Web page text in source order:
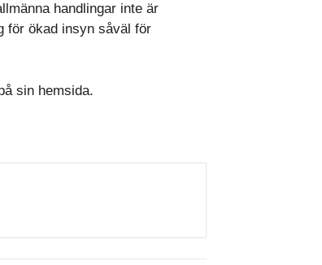
handlingar inte är
för ökad insyn såväl för
sin hemsida.